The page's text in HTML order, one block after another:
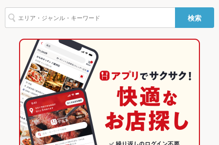
上野・御徒町・浅草 × 和食
上野・御徒町・浅草 × 鍋
上野・御徒町・浅草 × しゃぶしゃぶ・すき焼き
浅草駅 × 和食
浅草駅 × 鍋
浅草駅 × しゃぶしゃぶ・すき焼き
浅草 × 鍋
浅草 × しゃぶしゃぶ・すき焼き
東京 × 和食
東京 × 鍋
東京 × しゃぶしゃぶ・すき焼き
東京のグルメランキング
東京の和食ランキング
東京の鍋ランキング
上野・御徒町・浅草のグルメランキング
上野・御徒町・浅草の和食ランキング
上野・御徒町・浅草の鍋ランキング
浅草のグルメランキング
検索